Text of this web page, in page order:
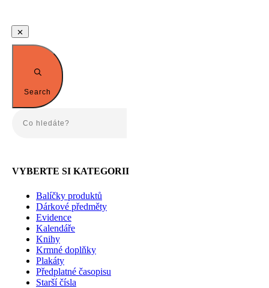
Search
VYBERTE SI KATEGORII
Balíčky produktů
Dárkové předměty
Evidence
Kalendáře
Knihy
Krmné doplňky
Plakáty
Předplatné časopisu
Starší čísla